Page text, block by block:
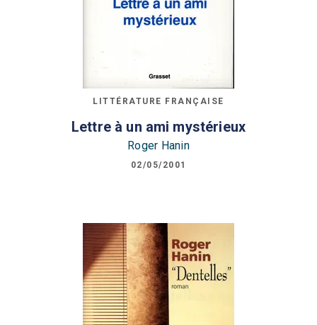
LITTÉRATURE FRANÇAISE
Lettre à un ami mystérieux
Roger Hanin
02/05/2001